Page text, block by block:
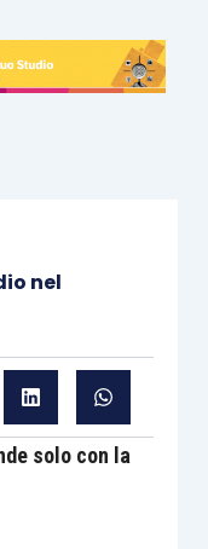
nel
solo con la